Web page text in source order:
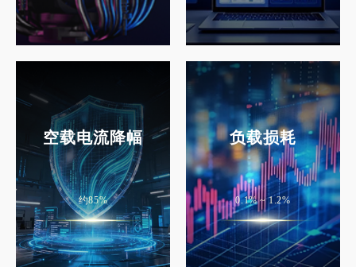
空载电流降幅
约85%
负载损耗
0.1% ~ 1.2%